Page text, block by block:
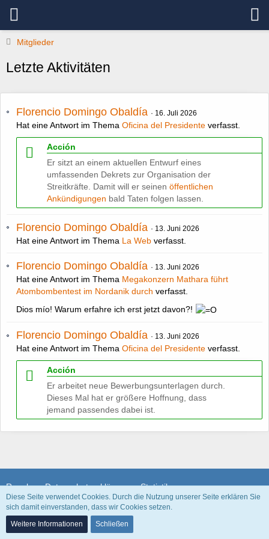
Mitglieder
Letzte Aktivitäten
Florencio Domingo Obaldía 16. Juli 2026
Hat eine Antwort im Thema Oficina del Presidente verfasst.
Acción
Er sitzt an einem aktuellen Entwurf eines
umfassenden Dekrets zur Organisation der
Streitkräfte. Damit will er seinen öffentlichen
Ankündigungen bald Taten folgen lassen.
Florencio Domingo Obaldía 13. Juni 2026
Hat eine Antwort im Thema La Web verfasst.
Florencio Domingo Obaldía 13. Juni 2026
Hat eine Antwort im Thema Megakonzern Mathara führt
Atombombentest im Nordanik durch verfasst.
Dios mío! Warum erfahre ich erst jetzt davon?!
Florencio Domingo Obaldía 13. Juni 2026
Hat eine Antwort im Thema Oficina del Presidente verfasst.
Acción
Er arbeitet neue Bewerbungsunterlagen durch.
Dieses Mal hat er größere Hoffnung, dass
jemand passendes dabei ist.
Regeln Datenschutzerklärung Statistik
Community-Software:
Diese Seite verwendet Cookies. Durch die Nutzung unserer Seite erklären Sie
sich damit einverstanden, dass wir Cookies setzen.
Weitere Informationen
Schließen